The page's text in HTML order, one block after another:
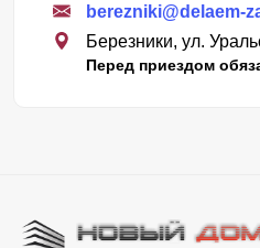
berezniki@delaem-
Березники, ул.
Перед приездом